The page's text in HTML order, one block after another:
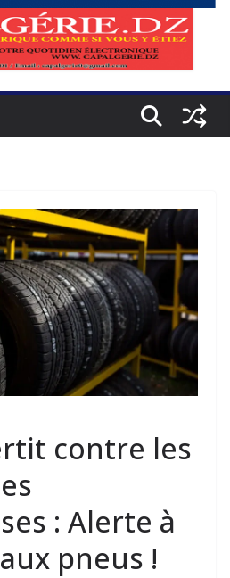
contre les
: Alerte à
pneus !